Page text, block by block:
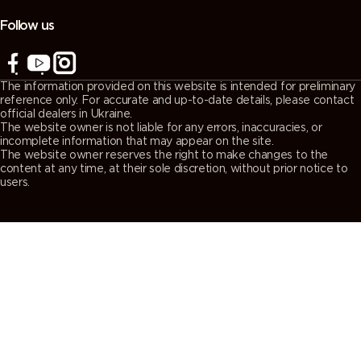
Follow us
The information provided on this website is intended for preliminary
reference only. For accurate and up-to-date details, please contact
official dealers in Ukraine.
The website owner is not liable for any errors, inaccuracies, or
incomplete information that may appear on the site.
The website owner reserves the right to make changes to the
content at any time, at their sole discretion, without prior notice to
users.